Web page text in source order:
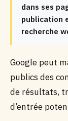
dans ses
publication
recherche
Google peut
publics des
de résultats,
d’entrée